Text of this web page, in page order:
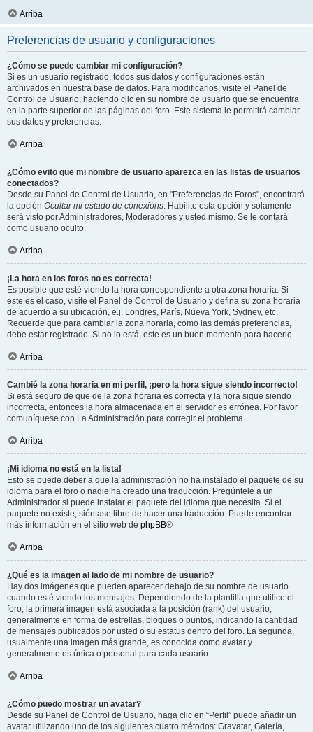
Arriba
Preferencias de usuario y configuraciones
¿Cómo se puede cambiar mi configuración?
Si es un usuario registrado, todos sus datos y configuraciones están
archivados en nuestra base de datos. Para modificarlos, visite el Panel de
Control de Usuario; haciendo clic en su nombre de usuario que se encuentra
en la parte superior de las páginas del foro. Este sistema le permitirá cambiar
sus datos y preferencias.
Arriba
¿Cómo evito que mi nombre de usuario aparezca en las listas de usuarios
conectados?
Desde su Panel de Control de Usuario, en "Preferencias de Foros", encontrará
la opción Ocultar mi estado de conexións. Habilite esta opción y solamente
será visto por Administradores, Moderadores y usted mismo. Se le contará
como usuario oculto.
Arriba
¡La hora en los foros no es correcta!
Es posible que esté viendo la hora correspondiente a otra zona horaria. Si
este es el caso, visite el Panel de Control de Usuario y defina su zona horaria
de acuerdo a su ubicación, e.j. Londres, París, Nueva York, Sydney, etc.
Recuerde que para cambiar la zona horaria, como las demás preferencias,
debe estar registrado. Si no lo está, este es un buen momento para hacerlo.
Arriba
Cambié la zona horaria en mi perfil, ¡pero la hora sigue siendo incorrecto!
Si está seguro de que de la zona horaria es correcta y la hora sigue siendo
incorrecta, entonces la hora almacenada en el servidor es errónea. Por favor
comuníquese con La Administración para corregir el problema.
Arriba
¡Mi idioma no está en la lista!
Esto se puede deber a que la administración no ha instalado el paquete de su
idioma para el foro o nadie ha creado una traducción. Pregúntele a un
Administrador si puede instalar el paquete del idioma que necesita. Si el
paquete no existe, siéntase libre de hacer una traducción. Puede encontrar
más información en el sitio web de phpBB®
Arriba
¿Qué es la imagen al lado de mi nombre de usuario?
Hay dos imágenes que pueden aparecer debajo de su nombre de usuario
cuando esté viendo los mensajes. Dependiendo de la plantilla que utilice el
foro, la primera imagen está asociada a la posición (rank) del usuario,
generalmente en forma de estrellas, bloques o puntos, indicando la cantidad
de mensajes publicados por usted o su estatus dentro del foro. La segunda,
usualmente una imagen más grande, es conocida como avatar y
generalmente es única o personal para cada usuario.
Arriba
¿Cómo puedo mostrar un avatar?
Desde su Panel de Control de Usuario, haga clic en “Perfil” puede añadir un
avatar utilizando uno de los siguientes cuatro métodos: Gravatar, Galería,